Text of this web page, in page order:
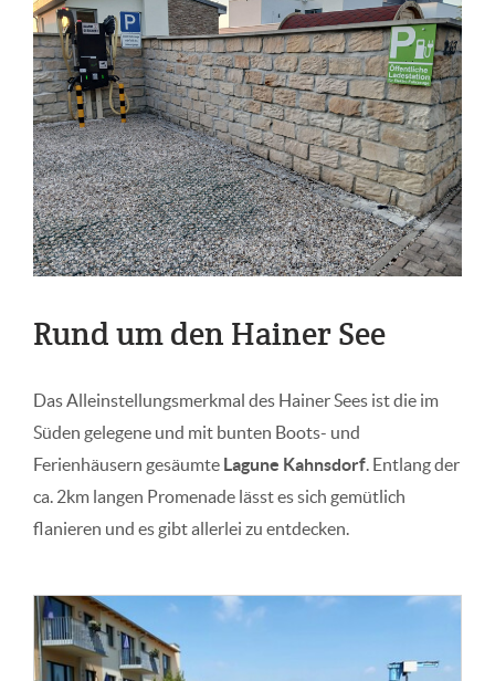
Rund um den Hainer See
Das Alleinstellungsmerkmal des Hainer Sees ist die im
Süden gelegene und mit bunten Boots- und
Ferienhäusern gesäumte Lagune Kahnsdorf. Entlang der
ca. 2km langen Promenade lässt es sich gemütlich
flanieren und es gibt allerlei zu entdecken.